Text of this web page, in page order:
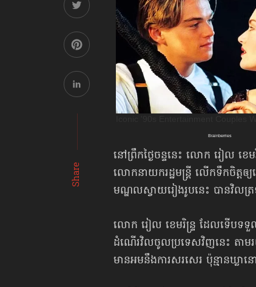
Share
នៅព្រឹកថ្ងៃចន្ទនេះ លោក រៀល ខ
លោកនាយករដ្ឋមន្ត្រី លើកទឹកចិត្ត
មណ្ឌលស្វាយរៀងរូបនេះ បានវិល
លោក រៀល ខេមរិន្ទ្រ ដែលទើបទទួ
ដំណើរវិលចូលប្រទេសវិញនេះ តាម
មានអមនឹងការសរសេរ ប៉ុន្មានឃ្លា